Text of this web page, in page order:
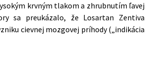
krvným tlakom a zhrubnutím ľavej
sa preukázalo, že Losartan Zentiva
cievnej mozgovej príhody („indikácia